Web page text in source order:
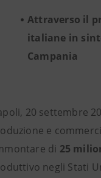
Attraverso il
italiane in
Campania
20 settembre
e
di 25
negli Stati